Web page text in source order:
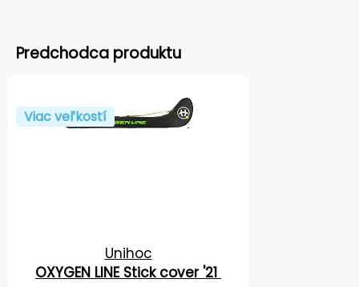
Predchodca produktu
Viac veľkostí
Unihoc
OXYGEN LINE Stick cover '21